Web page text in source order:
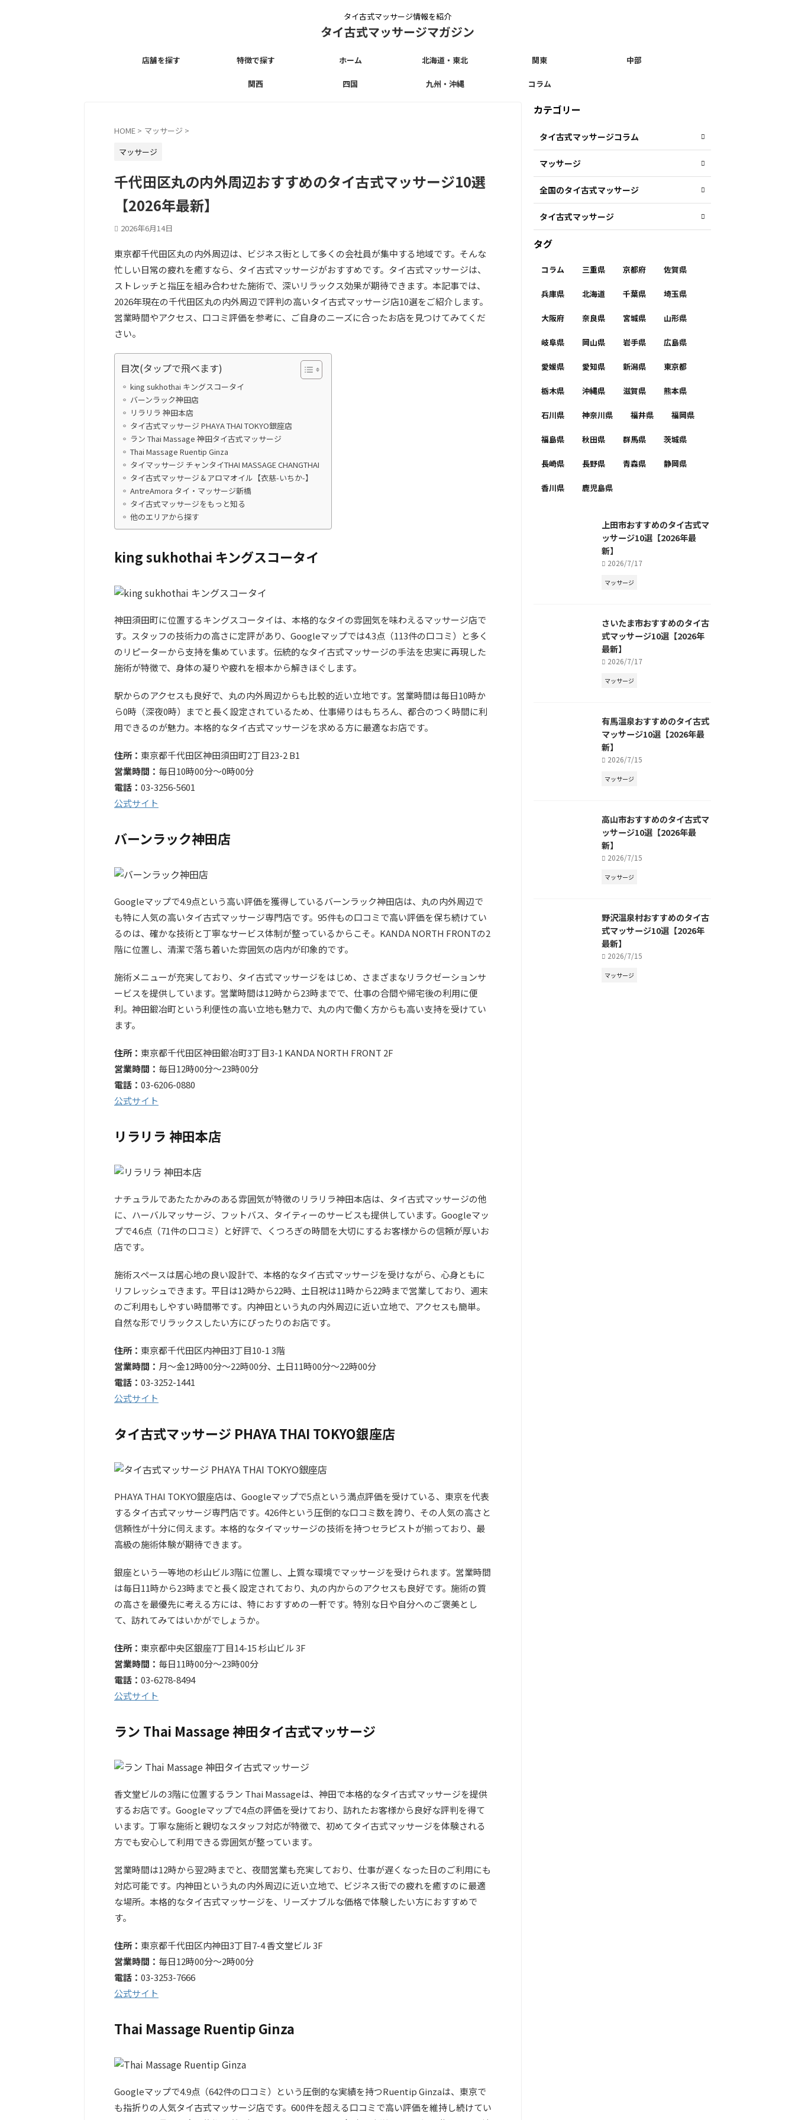
タイ古式マッサージ情報を紹介
タイ古式マッサージマガジン
店舗を探す 特徴で探す ホーム 北海道・東北 関東 中部
関西 四国 九州・沖縄 コラム
HOME > マッサージ >
マッサージ
千代田区丸の内外周辺おすすめのタイ古式マッサージ10選
【2026年最新】
2026年6月14日
東京都千代田区丸の内外周辺は、ビジネス街として多くの会社員が集中する地域です。そんな
忙しい日常の疲れを癒すなら、タイ古式マッサージがおすすめです。タイ古式マッサージは、
ストレッチと指圧を組み合わせた施術で、深いリラックス効果が期待できます。本記事では、
2026年現在の千代田区丸の内外周辺で評判の高いタイ古式マッサージ店10選をご紹介します。
営業時間やアクセス、口コミ評価を参考に、ご自身のニーズに合ったお店を見つけてみてくだ
さい。
目次(タップで飛べます)
king sukhothai キングスコータイ
バーンラック神田店
リラリラ 神田本店
タイ古式マッサージ PHAYA THAI TOKYO銀座店
ラン Thai Massage 神田タイ古式マッサージ
Thai Massage Ruentip Ginza
タイマッサージ チャンタイTHAI MASSAGE CHANGTHAI
タイ古式マッサージ＆アロマオイル【衣慈-いちか-】
AntreAmora タイ・マッサージ新橋
タイ古式マッサージをもっと知る
他のエリアから探す
king sukhothai キングスコータイ
神田須田町に位置するキングスコータイは、本格的なタイの雰囲気を味わえるマッサージ店で
す。スタッフの技術力の高さに定評があり、Googleマップでは4.3点（113件の口コミ）と多く
のリピーターから支持を集めています。伝統的なタイ古式マッサージの手法を忠実に再現した
施術が特徴で、身体の凝りや疲れを根本から解きほぐします。
駅からのアクセスも良好で、丸の内外周辺からも比較的近い立地です。営業時間は毎日10時か
ら0時（深夜0時）までと長く設定されているため、仕事帰りはもちろん、都合のつく時間に利
用できるのが魅力。本格的なタイ古式マッサージを求める方に最適なお店です。
住所： 東京都千代田区神田須田町2丁目23-2 B1
営業時間： 毎日10時00分～0時00分
電話： 03-3256-5601
公式サイト
バーンラック神田店
Googleマップで4.9点という高い評価を獲得しているバーンラック神田店は、丸の内外周辺で
も特に人気の高いタイ古式マッサージ専門店です。95件もの口コミで高い評価を保ち続けてい
るのは、確かな技術と丁寧なサービス体制が整っているからこそ。KANDA NORTH FRONTの2
階に位置し、清潔で落ち着いた雰囲気の店内が印象的です。
施術メニューが充実しており、タイ古式マッサージをはじめ、さまざまなリラクゼーションサ
ービスを提供しています。営業時間は12時から23時までで、仕事の合間や帰宅後の利用に便
利。神田鍛冶町という利便性の高い立地も魅力で、丸の内で働く方からも高い支持を受けてい
ます。
住所： 東京都千代田区神田鍛冶町3丁目3-1 KANDA NORTH FRONT 2F
営業時間： 毎日12時00分～23時00分
電話： 03-6206-0880
公式サイト
リラリラ 神田本店
ナチュラルであたたかみのある雰囲気が特徴のリラリラ神田本店は、タイ古式マッサージの他
に、ハーバルマッサージ、フットバス、タイティーのサービスも提供しています。Googleマッ
プで4.6点（71件の口コミ）と好評で、くつろぎの時間を大切にするお客様からの信頼が厚いお
店です。
施術スペースは居心地の良い設計で、本格的なタイ古式マッサージを受けながら、心身ともに
リフレッシュできます。平日は12時から22時、土日祝は11時から22時まで営業しており、週末
のご利用もしやすい時間帯です。内神田という丸の内外周辺に近い立地で、アクセスも簡単。
自然な形でリラックスしたい方にぴったりのお店です。
住所： 東京都千代田区内神田3丁目10-1 3階
営業時間： 月〜金12時00分～22時00分、土日11時00分～22時00分
電話： 03-3252-1441
公式サイト
タイ古式マッサージ PHAYA THAI TOKYO銀座店
PHAYA THAI TOKYO銀座店は、Googleマップで5点という満点評価を受けている、東京を代表
するタイ古式マッサージ専門店です。426件という圧倒的な口コミ数を誇り、その人気の高さと
信頼性が十分に伺えます。本格的なタイマッサージの技術を持つセラピストが揃っており、最
高級の施術体験が期待できます。
銀座という一等地の杉山ビル3階に位置し、上質な環境でマッサージを受けられます。営業時間
は毎日11時から23時までと長く設定されており、丸の内からのアクセスも良好です。施術の質
の高さを最優先に考える方には、特におすすめの一軒です。特別な日や自分へのご褒美とし
て、訪れてみてはいかがでしょうか。
住所： 東京都中央区銀座7丁目14-15 杉山ビル 3F
営業時間： 毎日11時00分～23時00分
電話： 03-6278-8494
公式サイト
ラン Thai Massage 神田タイ古式マッサージ
香文堂ビルの3階に位置するラン Thai Massageは、神田で本格的なタイ古式マッサージを提供
するお店です。Googleマップで4点の評価を受けており、訪れたお客様から良好な評判を得て
います。丁寧な施術と親切なスタッフ対応が特徴で、初めてタイ古式マッサージを体験される
方でも安心して利用できる雰囲気が整っています。
営業時間は12時から翌2時までと、夜間営業も充実しており、仕事が遅くなった日のご利用にも
対応可能です。内神田という丸の内外周辺に近い立地で、ビジネス街での疲れを癒すのに最適
な場所。本格的なタイ古式マッサージを、リーズナブルな価格で体験したい方におすすめで
す。
住所： 東京都千代田区内神田3丁目7-4 香文堂ビル 3F
営業時間： 毎日12時00分～2時00分
電話： 03-3253-7666
公式サイト
Thai Massage Ruentip Ginza
Googleマップで4.9点（642件の口コミ）という圧倒的な実績を持つRuentip Ginzaは、東京で
も指折りの人気タイ古式マッサージ店です。600件を超える口コミで高い評価を維持し続けてい
カテゴリー
タイ古式マッサージコラム
マッサージ
全国のタイ古式マッサージ
タイ古式マッサージ
タグ
コラム 三重県 京都府 佐賀県
兵庫県 北海道 千葉県 埼玉県
大阪府 奈良県 宮城県 山形県
岐阜県 岡山県 岩手県 広島県
愛媛県 愛知県 新潟県 東京都
栃木県 沖縄県 滋賀県 熊本県
石川県 神奈川県 福井県 福岡県
福島県 秋田県 群馬県 茨城県
長崎県 長野県 青森県 静岡県
香川県 鹿児島県
上田市おすすめのタイ古式マ
ッサージ10選【2026年最
新】
2026/7/17
マッサージ
さいたま市おすすめのタイ古
式マッサージ10選【2026年
最新】
2026/7/17
マッサージ
有馬温泉おすすめのタイ古式
マッサージ10選【2026年最
新】
2026/7/15
マッサージ
高山市おすすめのタイ古式マ
ッサージ10選【2026年最
新】
2026/7/15
マッサージ
野沢温泉村おすすめのタイ古
式マッサージ10選【2026年
最新】
2026/7/15
マッサージ